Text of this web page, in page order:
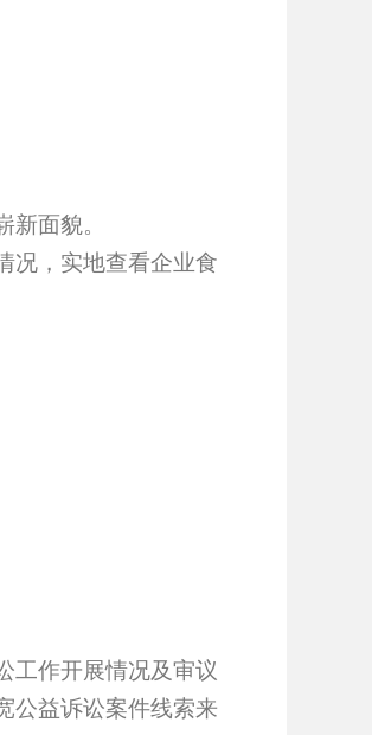
面貌。
况，实地查看企业食
工作开展情况及审议
公益诉讼案件线索来